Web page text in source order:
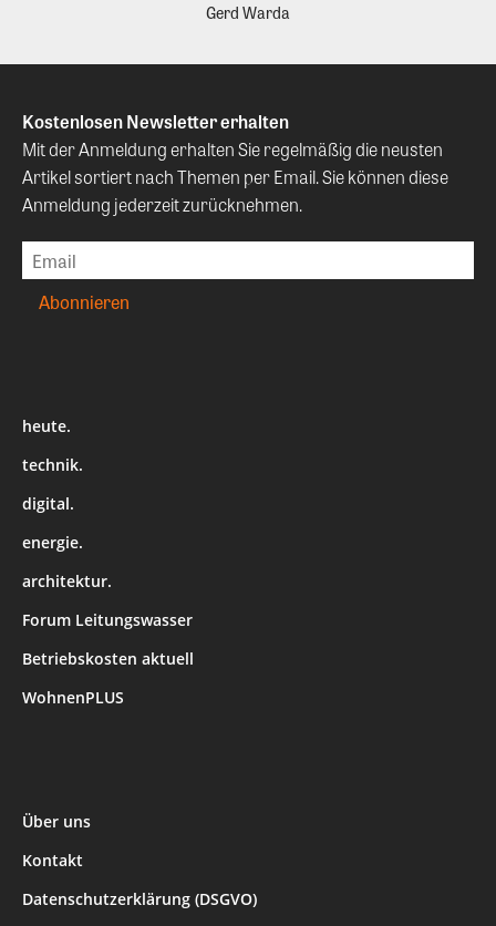
Gerd Warda
Kostenlosen Newsletter erhalten
Mit der Anmeldung erhalten Sie regelmäßig die neusten
Artikel sortiert nach Themen per Email. Sie können diese
Anmeldung jederzeit zurücknehmen.
heute.
technik.
digital.
energie.
architektur.
Forum Leitungswasser
Betriebskosten aktuell
WohnenPLUS
Über uns
Kontakt
Datenschutzerklärung (DSGVO)